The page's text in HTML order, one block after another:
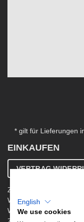
* gilt für Lieferungen
EINKAUFEN
VERTRAG
Zahlung & Versand
Widerrufsbelehrung
Warenkorb
English
We use cookies